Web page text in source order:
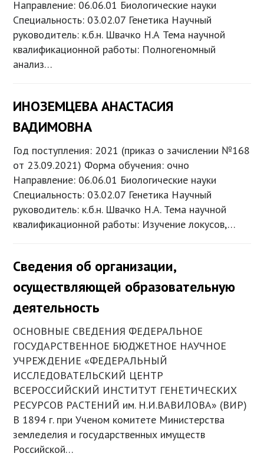
Направление: 06.06.01 Биологические науки
Специальность: 03.02.07 Генетика Научный
руководитель: к.б.н. Швачко Н.А Тема научной
квалификационной работы: Полногеномный
анализ…
ИНОЗЕМЦЕВА АНАСТАСИЯ
ВАДИМОВНА
Год поступления: 2021 (приказ о зачислении №168
от 23.09.2021) Форма обучения: очно
Направление: 06.06.01 Биологические науки
Специальность: 03.02.07 Генетика Научный
руководитель: к.б.н. Швачко Н.А. Тема научной
квалификационной работы: Изучение локусов,…
Сведения об организации,
осуществляющей образовательную
деятельность
ОСНОВНЫЕ СВЕДЕНИЯ ФЕДЕРАЛЬНОЕ
ГОСУДАРСТВЕННОЕ БЮДЖЕТНОЕ НАУЧНОЕ
УЧРЕЖДЕНИЕ «ФЕДЕРАЛЬНЫЙ
ИССЛЕДОВАТЕЛЬСКИЙ ЦЕНТР
ВСЕРОССИЙСКИЙ ИНСТИТУТ ГЕНЕТИЧЕСКИХ
РЕСУРСОВ РАСТЕНИЙ им. Н.И.ВАВИЛОВА» (ВИР)
В 1894 г. при Ученом комитете Министерства
земледелия и государственных имуществ
Российской…